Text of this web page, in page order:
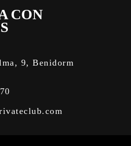
CON
9, Benidorm